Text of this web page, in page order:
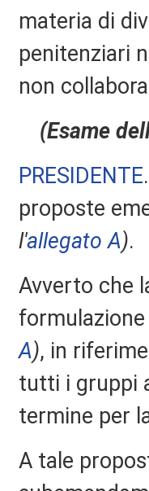
materia di
penitenziari
non
(Esame
PRESIDENTE
proposte
l'allegato A).
Avverto che
A), in
tutti i gruppi
termine per
A tale